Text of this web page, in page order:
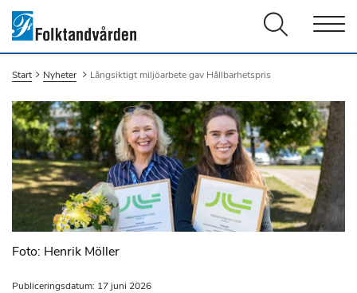
Start Nyheter Du är här:
Långsiktigt miljöarbete gav Hållbarhetspris
Foto: Henrik Möller
Publiceringsdatum: 17 juni 2026